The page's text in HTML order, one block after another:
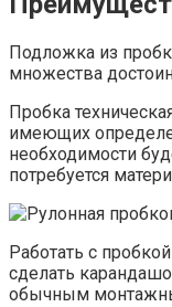
Подложка из
множества
Пробка
имеющих
необходимости
потребуется
Работать с
сделать
обычным